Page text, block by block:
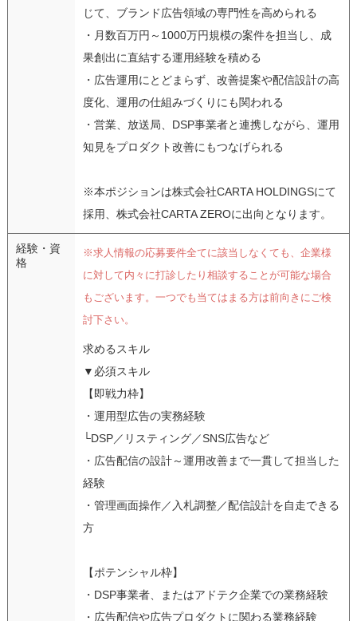
じて、ブランド広告領域の専門性を高められる
・月数百万円～1000万円規模の案件を担当し、成
果創出に直結する運用経験を積める
・広告運用にとどまらず、改善提案や配信設計の高
度化、運用の仕組みづくりにも関われる
・営業、放送局、DSP事業者と連携しながら、運用
知見をプロダクト改善にもつなげられる
※本ポジションは株式会社CARTA HOLDINGSにて
採用、株式会社CARTA ZEROに出向となります。
経験・資
格
※求人情報の応募要件全てに該当しなくても、企業様
に対して内々に打診したり相談することが可能な場合
もございます。一つでも当てはまる方は前向きにご検
討下さい。
求めるスキル
▼必須スキル
【即戦力枠】
・運用型広告の実務経験
└DSP／リスティング／SNS広告など
・広告配信の設計～運用改善まで一貫して担当した
経験
・管理画面操作／入札調整／配信設計を自走できる
方
【ポテンシャル枠】
・DSP事業者、またはアドテク企業での業務経験
・広告配信や広告プロダクトに関わる業務経験